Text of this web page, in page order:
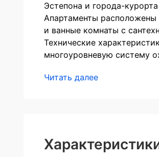
Эстепона и города-
Апартаменты
и ванные комнаты с
Технические
многоуровневую систему
Читать далее